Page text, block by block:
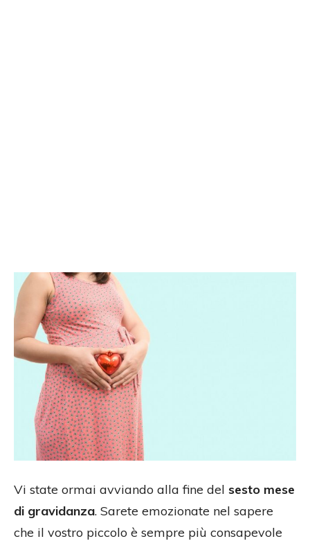
Vi state ormai avviando alla fine del sesto mese
di gravidanza. Sarete emozionate nel sapere
che il vostro piccolo è sempre più consapevole